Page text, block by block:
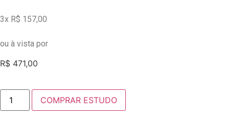
3x R$ 157,00
ou à vista por
R$ 471,00
COMPRAR ESTUDO